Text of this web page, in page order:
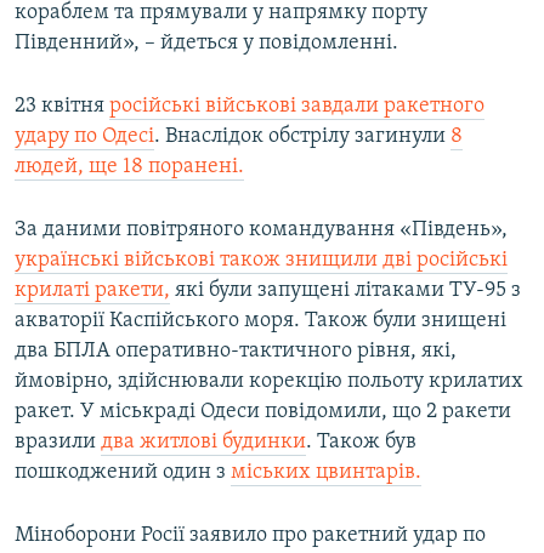
кораблем та прямували у напрямку порту
Південний», – йдеться у повідомленні.
23 квітня російські військові завдали ракетного
удару по Одесі. Внаслідок обстрілу загинули 8
людей, ще 18 поранені.
За даними повітряного командування «Південь»,
українські військові також знищили дві російські
крилаті ракети, які були запущені літаками ТУ-95 з
акваторії Каспійського моря. Також були знищені
два БПЛА оперативно-тактичного рівня, які,
ймовірно, здійснювали корекцію польоту крилатих
ракет. У міськраді Одеси повідомили, що 2 ракети
вразили два житлові будинки. Також був
пошкоджений один з міських цвинтарів.
Міноборони Росії заявило про ракетний удар по